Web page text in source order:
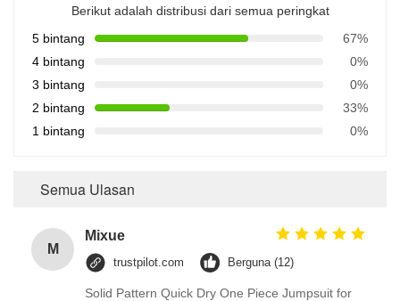
Berikut adalah distribusi dari semua peringkat
5 bintang
67%
4 bintang
0%
3 bintang
0%
2 bintang
33%
1 bintang
0%
Semua Ulasan
M
Mixue
trustpilot.com Berguna (12)
Solid Pattern Quick Dry One Piece Jumpsuit for